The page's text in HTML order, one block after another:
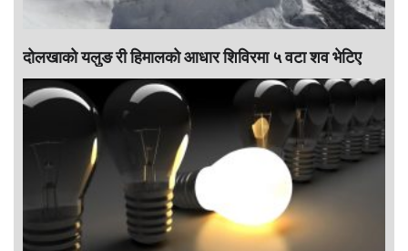
दोलखाको यलुङ री हिमालको आधार शिविरमा ५ वटा शव भेटिए